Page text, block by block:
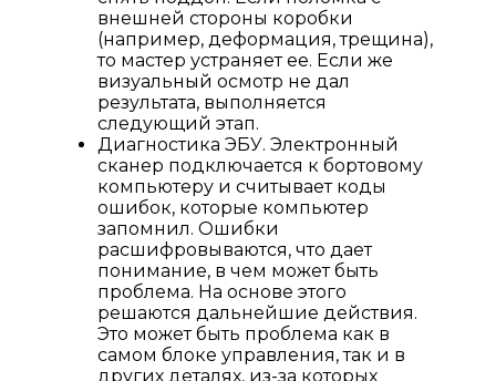
внешней стороны коробки
(например, деформация, трещина),
то мастер устраняет ее. Если же
визуальный осмотр не дал
результата, выполняется
следующий этап.
Диагностика ЭБУ. Электронный
сканер подключается к бортовому
компьютеру и считывает коды
ошибок, которые компьютер
запомнил. Ошибки
расшифровываются, что дает
понимание, в чем может быть
проблема. На основе этого
решаются дальнейшие действия.
Это может быть проблема как в
самом блоке управления, так и в
других деталях, из-за которых